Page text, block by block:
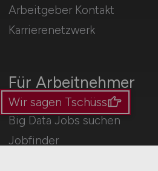
Für Arbeitnehmer
Big Data Jobs suchen
Jobfinder
Arbeitgeber Kontakt
Karrierenetzwerk
Wir sagen Tschüss